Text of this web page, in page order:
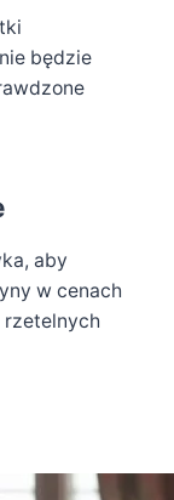
będzie
aby
w cenach